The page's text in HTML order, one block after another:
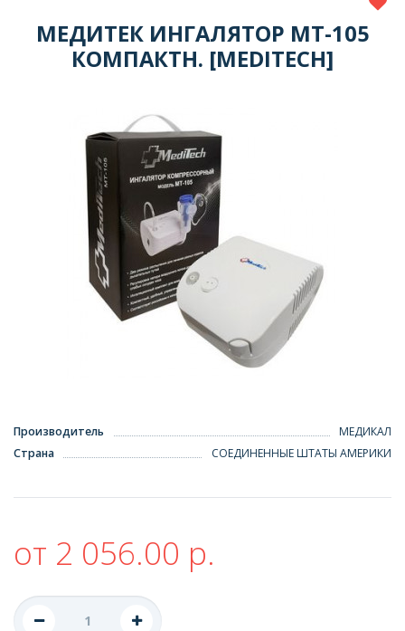
МЕДИТЕК ИНГАЛЯТОР МТ-105
КОМПАКТН. [MEDITECH]
Производитель
МЕДИКАЛ
Страна
СОЕДИНЕННЫЕ ШТАТЫ АМЕРИКИ
от 2 056.00 р.